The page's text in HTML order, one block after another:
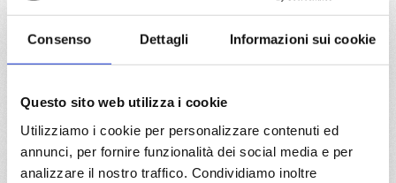
Consenso Dettagli Informazioni sui cookie
Questo sito web utilizza i cookie
Utilizziamo i cookie per personalizzare contenuti ed
annunci, per fornire funzionalità dei social media e per
analizzare il nostro traffico. Condividiamo inoltre
crociera porta vantaggi economici con la scelta della migliore
disponibilità
Visita il portale per trovare le crociere 2025 con Costa e Mc